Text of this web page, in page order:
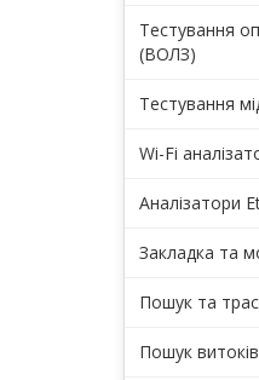
Тестування
(ВОЛЗ)
Тестування
Wi-Fi
Аналізатори
Закладка та
Пошук та
Пошук